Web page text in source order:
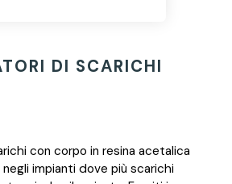
DI SCARICHI
con corpo in resina acetalica
impianti dove più scarichi